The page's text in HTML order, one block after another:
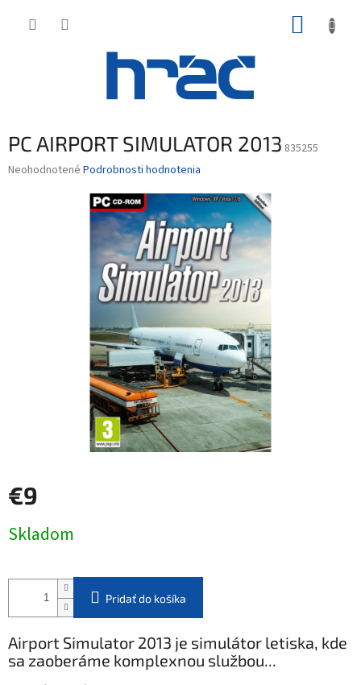
PC AIRPORT SIMULATOR 2013 835255
Priemerné
Neohodnotené Podrobnosti hodnotenia
€9
cena:
Skladom
Pridať do košíka
Airport Simulator 2013 je simulátor letiska, kde
sa zaoberáme komplexnou službou...